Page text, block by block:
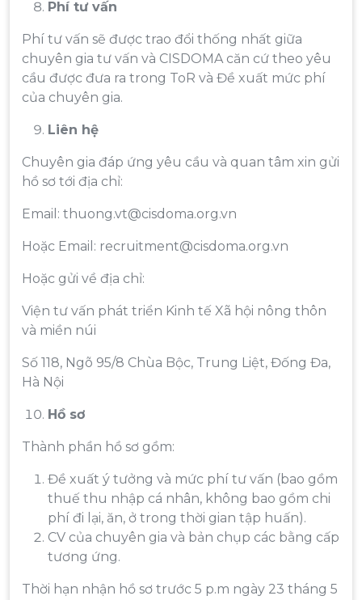
Phí tư vấn
Phí tư vấn sẽ được trao đổi thống nhất giữa
chuyên gia tư vấn và CISDOMA căn cứ theo yêu
cầu được đưa ra trong ToR và Đề xuất mức phí
của chuyên gia.
Liên hệ
Chuyên gia đáp ứng yêu cầu và quan tâm xin gửi
hồ sơ tới địa chỉ:
Email: thuong.vt@cisdoma.org.vn
Hoặc Email: recruitment@cisdoma.org.vn
Hoặc gửi về địa chỉ:
Viện tư vấn phát triển Kinh tế Xã hội nông thôn
và miền núi
Số 118, Ngõ 95/8 Chùa Bộc, Trung Liệt, Đống Đa,
Hà Nội
Hồ sơ
Thành phần hồ sơ gồm:
Đề xuất ý tưởng và mức phí tư vấn (bao gồm
thuế thu nhập cá nhân, không bao gồm chi
phí đi lại, ăn, ở trong thời gian tập huấn).
CV của chuyên gia và bản chụp các bằng cấp
tương ứng.
Thời hạn nhận hồ sơ trước 5 p.m ngày 23 tháng 5